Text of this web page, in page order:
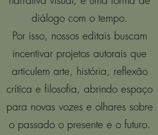
diálogo com o tempo.
Por isso, nossos editais buscam
incentivar projetos autorais que
articulem arte, história, reflexão
crítica e filosofia, abrindo espaço
para novas vozes e olhares sobre
o passado o presente e o futuro.